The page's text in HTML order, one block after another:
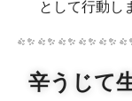
として行動し
辛うじて